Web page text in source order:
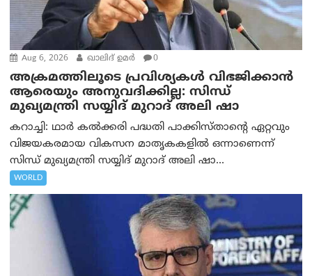
Aug 6, 2026 ഖാലിദ് ഉമര്‍ 0
അക്രമത്തിലൂടെ പ്രവിശ്യകൾ വിഭജിക്കാൻ
ആരെയും അനുവദിക്കില്ല: സിന്ധ്
മുഖ്യമന്ത്രി സയ്യിദ് മുറാദ് അലി ഷാ
കറാച്ചി: ഥാർ കൽക്കരി പദ്ധതി പാക്കിസ്താന്റെ ഏറ്റവും
വിജയകരമായ വികസന മാതൃകകളിൽ ഒന്നാണെന്ന്
സിന്ധ് മുഖ്യമന്ത്രി സയ്യിദ് മുറാദ് അലി ഷാ...
WORLD